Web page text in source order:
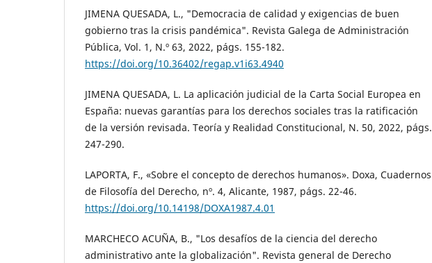
JIMENA QUESADA, L., "Democracia de calidad y exigencias de buen
gobierno tras la crisis pandémica". Revista Galega de Administración
Pública, Vol. 1, N.º 63, 2022, págs. 155-182.
https://doi.org/10.36402/regap.v1i63.4940
JIMENA QUESADA, L. La aplicación judicial de la Carta Social Europea en
España: nuevas garantías para los derechos sociales tras la ratificación
de la versión revisada. Teoría y Realidad Constitucional, N. 50, 2022, págs.
247-290.
LAPORTA, F., «Sobre el concepto de derechos humanos». Doxa, Cuadernos
de Filosofía del Derecho, nº. 4, Alicante, 1987, págs. 22-46.
https://doi.org/10.14198/DOXA1987.4.01
MARCHECO ACUÑA, B., "Los desafíos de la ciencia del derecho
administrativo ante la globalización". Revista general de Derecho